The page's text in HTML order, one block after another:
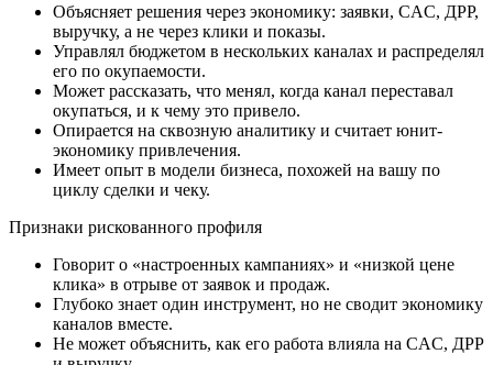
Объясняет решения через экономику: заявки, CAC, ДРР,
выручку, а не через клики и показы.
Управлял бюджетом в нескольких каналах и распределял
его по окупаемости.
Может рассказать, что менял, когда канал переставал
окупаться, и к чему это привело.
Опирается на сквозную аналитику и считает юнит-
экономику привлечения.
Имеет опыт в модели бизнеса, похожей на вашу по
циклу сделки и чеку.
Признаки рискованного профиля
Говорит о «настроенных кампаниях» и «низкой цене
клика» в отрыве от заявок и продаж.
Глубоко знает один инструмент, но не сводит экономику
каналов вместе.
Не может объяснить, как его работа влияла на CAC, ДРР